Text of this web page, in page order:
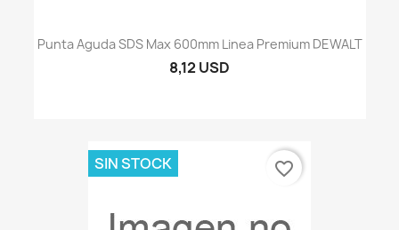
Punta Aguda SDS Max 600mm Linea Premium DEWALT
8,12 USD
SIN STOCK favorite_border